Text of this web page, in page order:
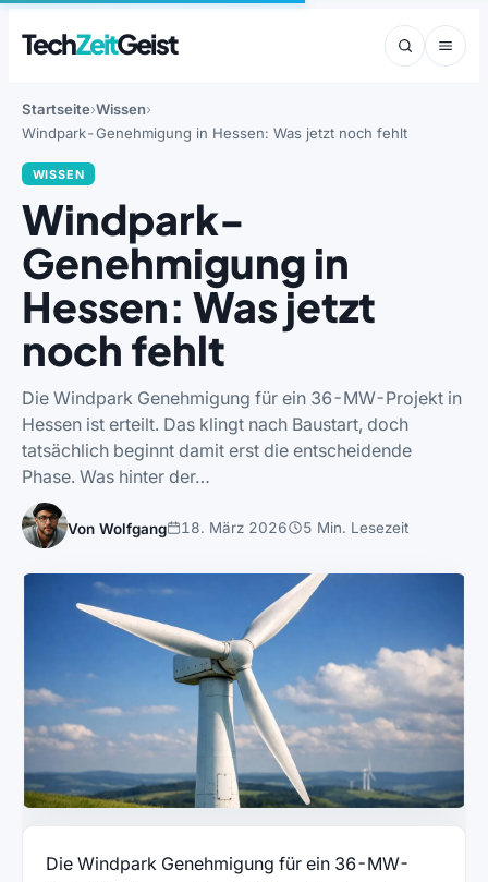
TechZeitGeist
Startseite Wissen
Windpark-Genehmigung in Hessen: Was jetzt noch fehlt
WISSEN
Windpark-
Genehmigung in
Hessen: Was jetzt
noch fehlt
Die Windpark Genehmigung für ein 36-MW-Projekt in
Hessen ist erteilt. Das klingt nach Baustart, doch
tatsächlich beginnt damit erst die entscheidende
Phase. Was hinter der…
Von Wolfgang 18. März 2026 5 Min. Lesezeit
Die Windpark Genehmigung für ein 36-MW-